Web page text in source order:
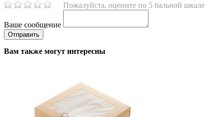
Пожалуйста, оцените по 5 бальной шкале
Ваше сообщение
Вам также могут интересны